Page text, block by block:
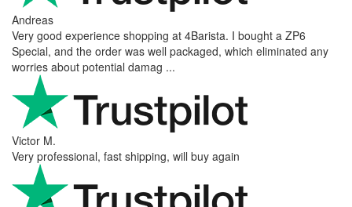
Andreas
Very good experience shopping at 4Barista. I bought a ZP6
Special, and the order was well packaged, which eliminated any
worries about potential damag ...
Victor M.
Very professional, fast shipping, will buy again